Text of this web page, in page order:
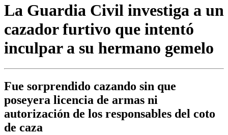
La Guardia Civil investiga a un
cazador furtivo que intentó
inculpar a su hermano gemelo
Fue sorprendido cazando sin que
poseyera licencia de armas ni
autorización de los responsables del coto
de caza